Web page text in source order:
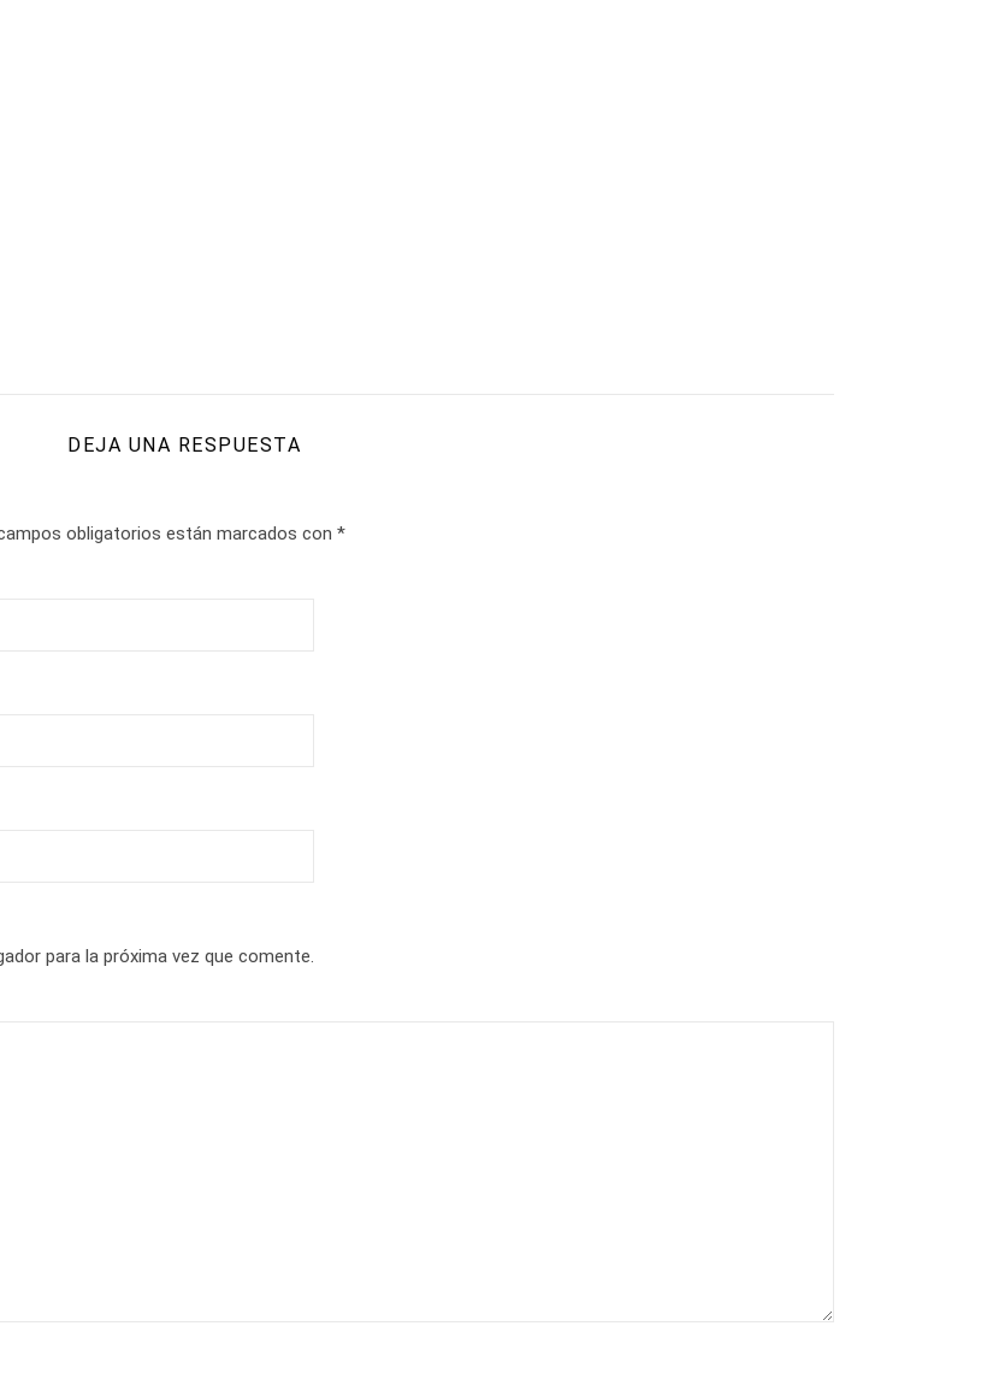
DEJA UNA RESPUESTA
obligatorios están marcados con *
para la próxima vez que comente.